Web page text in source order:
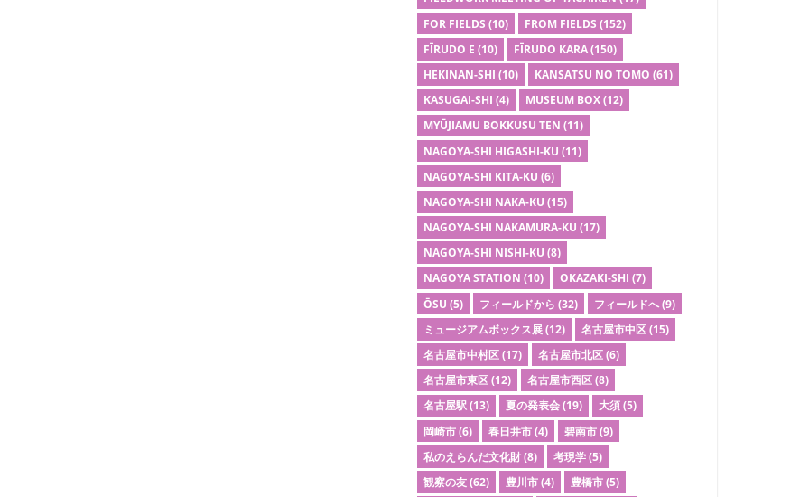
FOR FIELDS (10) FROM FIELDS (152)
FĪRUDO E (10) FĪRUDO KARA(150)
HEKINAN-SHI (10) KANSATSU NO TOMO (61)
KASUGAI-SHI (4) MUSEUM BOX(12)
MYŪJIAMU BOKKUSU TEN (11)
NAGOYA-SHI HIGASHI-KU (11)
NAGOYA-SHI KITA-KU (6)
NAGOYA-SHI NAKA-KU (15)
NAGOYA-SHI NAKAMURA-KU (17)
NAGOYA-SHI NISHI-KU (8)
NAGOYA STATION (10) OKAZAKI-SHI (7)
ŌSU (5) フィールドから (32) フィールドへ(9)
ミュージアムボックス展(12) 名古屋市中区(15)
名古屋市中村区(17) 名古屋市北区(6)
名古屋市東区(12) 名古屋市西区(8)
名古屋駅(13) 夏の発表会(19) 大須(5)
岡崎市(6) 春日井市(4) 碧南市(9)
私のえらんだ文化財(8) 考現学(5)
観察の友(62) 豊川市(4) 豊橋市(5)